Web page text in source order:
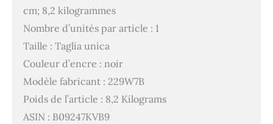
cm; 8,2 kilogrammes
Nombre d’unités par article : 1
Taille : Taglia unica
Couleur d’encre : noir
Modèle fabricant : 229W7B
Poids de l’article : 8,2 Kilograms
ASIN : B09247KVB9